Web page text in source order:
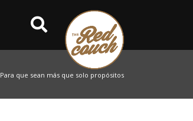
Para que sean más que solo propósitos